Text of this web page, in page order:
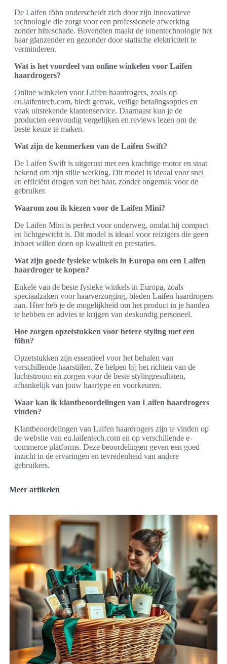
De Laifen föhn onderscheidt zich door zijn innovatieve
technologie die zorgt voor een professionele afwerking
zonder hitteschade. Bovendien maakt de ionentechnologie het
haar glanzender en gezonder door statische elektriciteit te
verminderen.
Wat is het voordeel van online winkelen voor Laifen
haardrogers?
Online winkelen voor Laifen haardrogers, zoals op
eu.laifentech.com, biedt gemak, veilige betalingsopties en
vaak uitstekende klantenservice. Daarnaast kun je de
producten eenvoudig vergelijken en reviews lezen om de
beste keuze te maken.
Wat zijn de kenmerken van de Laifen Swift?
De Laifen Swift is uitgerust met een krachtige motor en staat
bekend om zijn stille werking. Dit model is ideaal voor snel
en efficiënt drogen van het haar, zonder ongemak voor de
gebruiker.
Waarom zou ik kiezen voor de Laifen Mini?
De Laifen Mini is perfect voor onderweg, omdat hij compact
en lichtgewicht is. Dit model is ideaal voor reizigers die geen
inboet willen doen op kwaliteit en prestaties.
Wat zijn goede fysieke winkels in Europa om een Laifen
haardroger te kopen?
Enkele van de beste fysieke winkels in Europa, zoals
speciaalzaken voor haarverzorging, bieden Laifen haardrogers
aan. Hier heb je de mogelijkheid om het product in je handen
te hebben en advies te krijgen van deskundig personeel.
Hoe zorgen opzetstukken voor betere styling met een
föhn?
Opzetstukken zijn essentieel voor het behalen van
verschillende haarstijlen. Ze helpen bij het richten van de
luchtstroom en zorgen voor de beste stylingresultaten,
afhankelijk van jouw haartype en voorkeuren.
Waar kan ik klantbeoordelingen van Laifen haardrogers
vinden?
Klantbeoordelingen van Laifen haardrogers zijn te vinden op
de website van eu.laifentech.com en op verschillende e-
commerce platforms. Deze beoordelingen geven een goed
inzicht in de ervaringen en tevredenheid van andere
gebruikers.
Meer artikelen